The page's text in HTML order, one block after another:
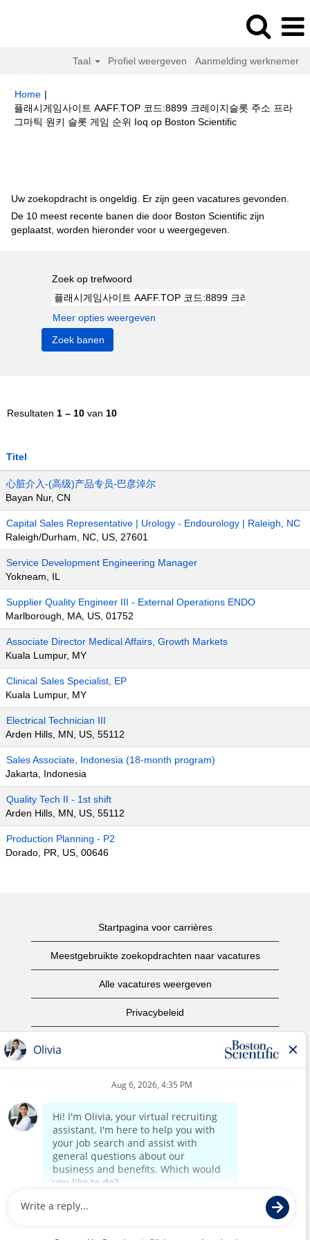
Taal Profiel weergeven Aanmelding werknemer
Home |
플래시게임사이트 AAFF.TOP 코드:8899 크레이지슬롯 주소 프라
그마틱 원키 슬롯 게임 순위 Ioq op Boston Scientific(huidige
Uw zoekopdracht is ongeldig. Er zijn geen vacatures gevonden.
De 10 meest recente banen die door Boston Scientific zijn
geplaatst, worden hieronder voor u weergegeven.
Zoek op trefwoord
Meer opties weergeven
Resultaten 1 – 10 van 10
Titel
心脏介入-(高级)产品专员-巴彦淖尔
Bayan Nur, CN
Capital Sales Representative | Urology - Endourology | Raleigh, NC
Raleigh/Durham, NC, US, 27601
Service Development Engineering Manager
Yokneam, IL
Supplier Quality Engineer III - External Operations ENDO
Marlborough, MA, US, 01752
Associate Director Medical Affairs, Growth Markets
Kuala Lumpur, MY
Clinical Sales Specialist, EP
Kuala Lumpur, MY
Electrical Technician III
Arden Hills, MN, US, 55112
Sales Associate, Indonesia (18-month program)
Jakarta, Indonesia
Quality Tech II - 1st shift
Arden Hills, MN, US, 55112
Production Planning - P2
Dorado, PR, US, 00646
Startpagina voor carrières
Meestgebruikte zoekopdrachten naar vacatures
Alle vacatures weergeven
Privacybeleid
Copyright informatie
Startpagina van het bedrijf
rechten voorbehouden